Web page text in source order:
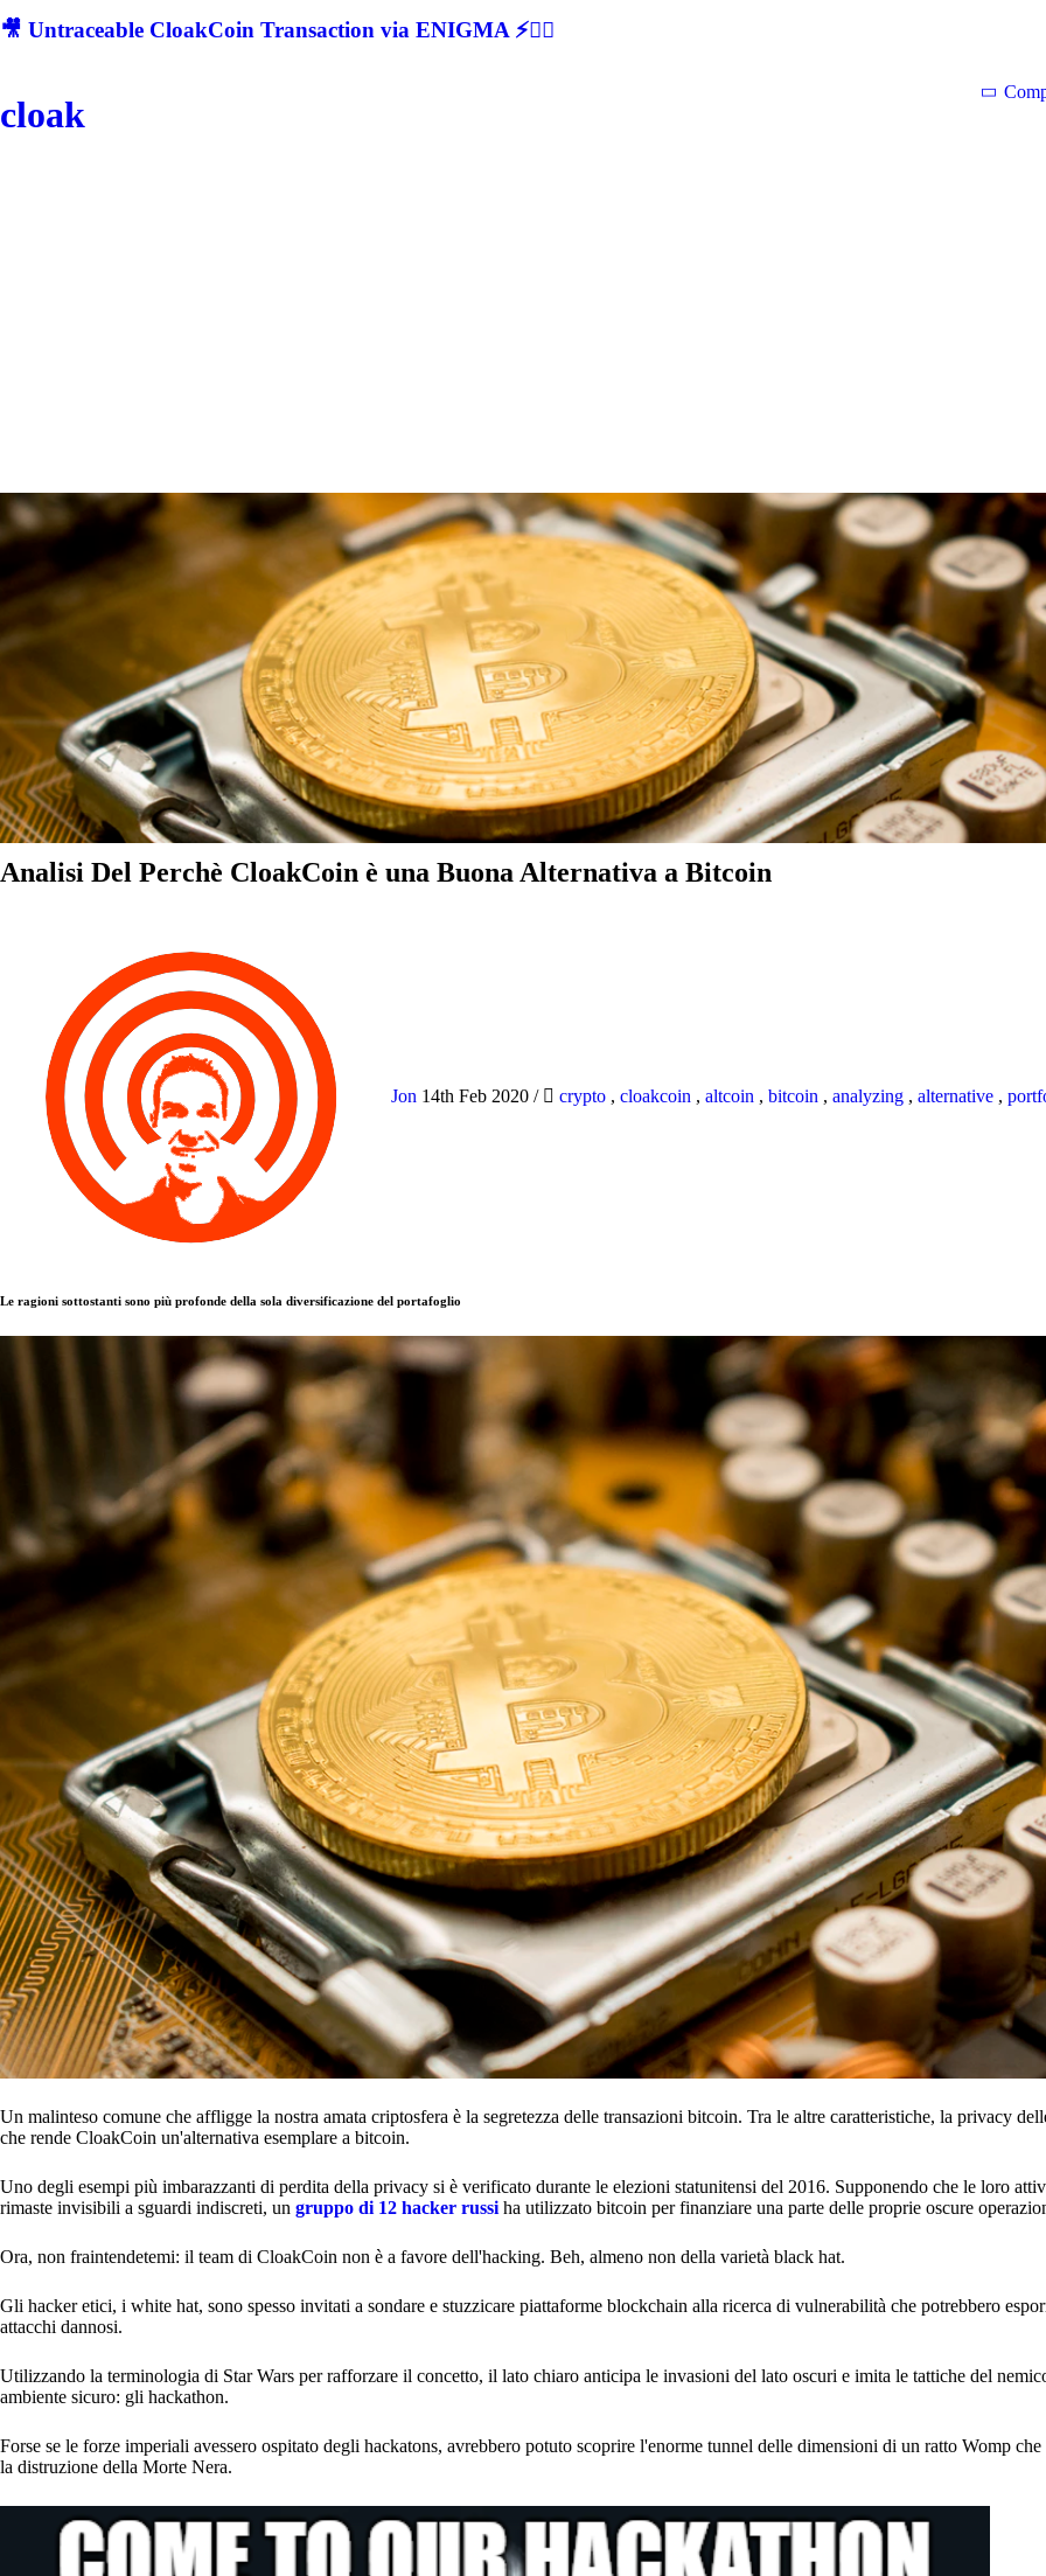
🎥 Untraceable CloakCoin Transaction via ENIGMA ⚡🕵‍♂
cloak
Analisi Del Perchè CloakCoin è una Buona Alternativa a Bitcoin
Jon 14th Feb 2020 / crypto , cloakcoin , altcoin , bitcoin , analyzing , alternative ,
Le ragioni sottostanti sono più profonde della sola diversificazione del portafoglio
Un malinteso comune che affligge la nostra amata criptosfera è la segretezza delle transazioni bitcoin. Tra le altre caratteristiche, la privacy
che rende CloakCoin un'alternativa esemplare a bitcoin.
Uno degli esempi più imbarazzanti di perdita della privacy si è verificato durante le elezioni statunitensi del 2016. Supponendo che le loro
rimaste invisibili a sguardi indiscreti, un gruppo di 12 hacker russi ha utilizzato bitcoin per finanziare una parte delle proprie oscure
Ora, non fraintendetemi: il team di CloakCoin non è a favore dell'hacking. Beh, almeno non della varietà black hat.
Gli hacker etici, i white hat, sono spesso invitati a sondare e stuzzicare piattaforme blockchain alla ricerca di vulnerabilità che potrebbero
attacchi dannosi.
Utilizzando la terminologia di Star Wars per rafforzare il concetto, il lato chiaro anticipa le invasioni del lato oscuri e imita le tattiche del
ambiente sicuro: gli hackathon.
Forse se le forze imperiali avessero ospitato degli hackatons, avrebbero potuto scoprire l'enorme tunnel delle dimensioni di un ratto Womp che
la distruzione della Morte Nera.